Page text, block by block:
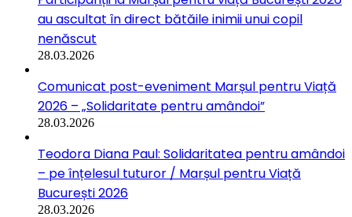
au ascultat în direct bătăile inimii unui copil
nenăscut
28.03.2026
Comunicat post-eveniment Marșul pentru Viață
2026 – „Solidaritate pentru amândoi”
28.03.2026
Teodora Diana Paul: Solidaritatea pentru amândoi
– pe înțelesul tuturor / Marșul pentru Viață
București 2026
28.03.2026